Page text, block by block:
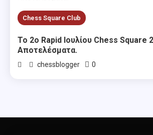
Chess Square Club
Το 2ο Rapid Ιουλίου Chess Square
Αποτελέσματα.
chessblogger 0